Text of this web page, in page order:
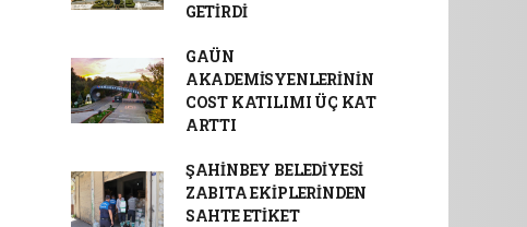
GETİRDİ
GAÜN
AKADEMİSYENLERİNİN
COST KATILIMI ÜÇ KAT
ARTTI
ŞAHİNBEY BELEDİYESİ
ZABITA EKİPLERİNDEN
SAHTE ETİKET